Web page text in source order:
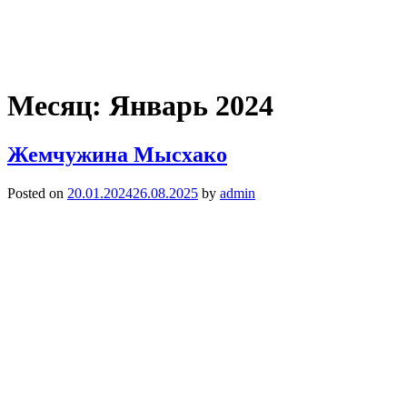
Месяц: Январь 2024
Жемчужина Мысхако
Posted on 20.01.202426.08.2025 by admin